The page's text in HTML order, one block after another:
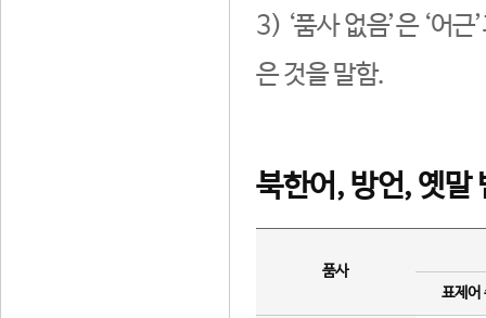
3) ‘품사 없음’은 ‘어
은 것을 말함.
북한어, 방언, 옛말
품사
표제어